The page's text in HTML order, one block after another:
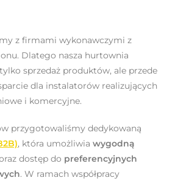
z firmami wykonawczymi z
Dlatego nasza hurtownia
sprzedaż produktów, ale przede
dla instalatorów realizujących
i komercyjne.
przygotowaliśmy dedykowaną
, która umożliwia wygodną
dostęp do preferencyjnych
. W ramach współpracy